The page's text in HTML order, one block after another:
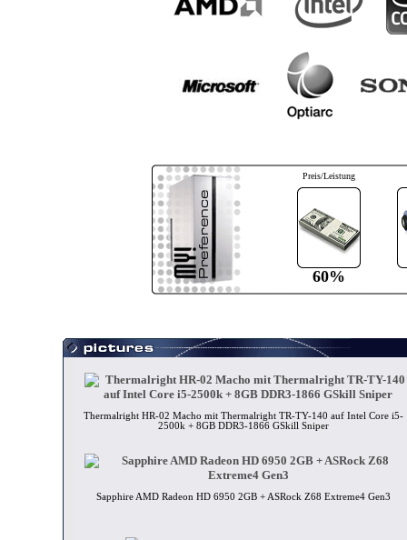
Preis/Leistung
60%
Thermalright HR-02 Macho mit Thermalright TR-TY-140 auf Intel Core i5-
2500k + 8GB DDR3-1866 GSkill Sniper
Sapphire AMD Radeon HD 6950 2GB + ASRock Z68 Extreme4 Gen3